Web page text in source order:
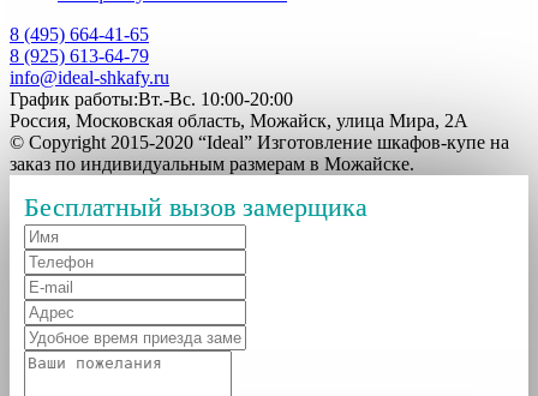
8 (495) 664-41-65
8 (925) 613-64-79
info@ideal-shkafy.ru
График работы:Вт.-Вс. 10:00-20:00
Россия, Московская область, Можайск, улица Мира, 2А
© Copyright 2015-2020 “Ideal” Изготовление шкафов-купе на
заказ по индивидуальным размерам в Можайске.
Бесплатный вызов замерщика